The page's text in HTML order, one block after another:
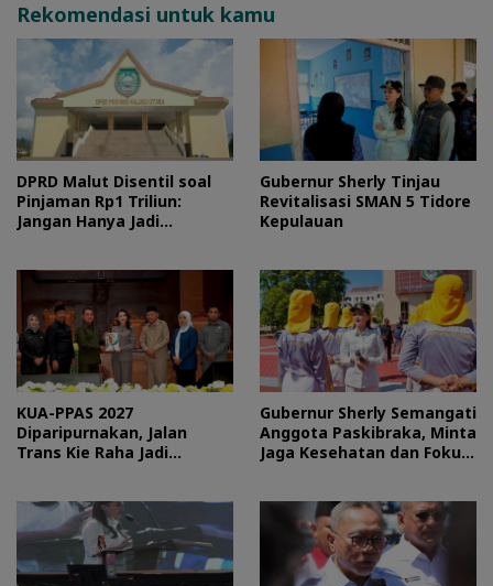
Rekomendasi untuk kamu
DPRD Malut Disentil soal
Pinjaman Rp1 Triliun:
Jangan Hanya Jadi
Gubernur Sherly Tinjau
Revitalisasi SMAN 5 Tidore
Kepulauan
KUA-PPAS 2027
Diparipurnakan, Jalan
Trans Kie Raha Jadi
Gubernur Sherly Semangati
Anggota Paskibraka, Minta
Jaga Kesehatan dan Fokus